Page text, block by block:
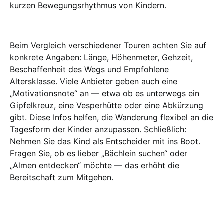
kurzen Bewegungsrhythmus von Kindern.
Beim Vergleich verschiedener Touren achten Sie auf
konkrete Angaben: Länge, Höhenmeter, Gehzeit,
Beschaffenheit des Wegs und Empfohlene
Altersklasse. Viele Anbieter geben auch eine
„Motivationsnote“ an — etwa ob es unterwegs ein
Gipfelkreuz, eine Vesperhütte oder eine Abkürzung
gibt. Diese Infos helfen, die Wanderung flexibel an die
Tagesform der Kinder anzupassen. Schließlich:
Nehmen Sie das Kind als Entscheider mit ins Boot.
Fragen Sie, ob es lieber „Bächlein suchen“ oder
„Almen entdecken“ möchte — das erhöht die
Bereitschaft zum Mitgehen.